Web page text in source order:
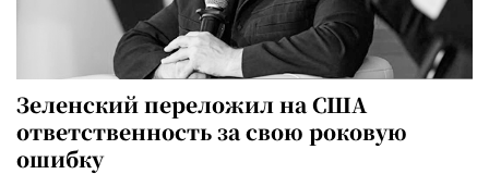
Зеленский переложил на США
ответственность за свою роковую
ошибку